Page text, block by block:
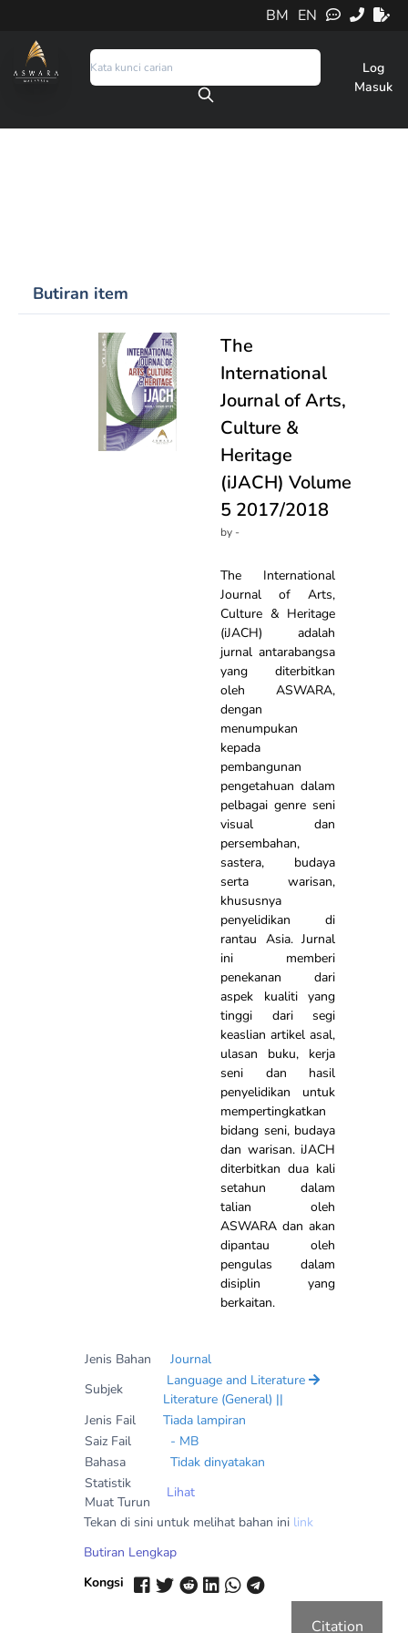
EN
BM
Log
Masuk
Butiran item
The
International
Journal of Arts,
Culture &
Heritage
(iJACH) Volume
5 2017/2018
by -
The International
Journal of Arts,
Culture & Heritage
(iJACH) adalah
jurnal antarabangsa
yang diterbitkan
oleh ASWARA,
dengan
menumpukan
kepada
pembangunan
pengetahuan dalam
pelbagai genre seni
visual dan
persembahan,
sastera, budaya
serta warisan,
khususnya
penyelidikan di
rantau Asia. Jurnal
ini memberi
penekanan dari
aspek kualiti yang
tinggi dari segi
keaslian artikel asal,
ulasan buku, kerja
seni dan hasil
penyelidikan untuk
mempertingkatkan
bidang seni, budaya
dan warisan. iJACH
diterbitkan dua kali
setahun dalam
talian oleh
ASWARA dan akan
dipantau oleh
pengulas dalam
disiplin yang
berkaitan.
Jenis Bahan
Journal
Subjek
Language and Literature
Literature (General) ||
Jenis Fail
Tiada lampiran
Saiz Fail
- MB
Bahasa
Tidak dinyatakan
Statistik
Muat Turun
Lihat
Tekan di sini untuk melihat bahan ini link
Butiran Lengkap
Kongsi
Citation